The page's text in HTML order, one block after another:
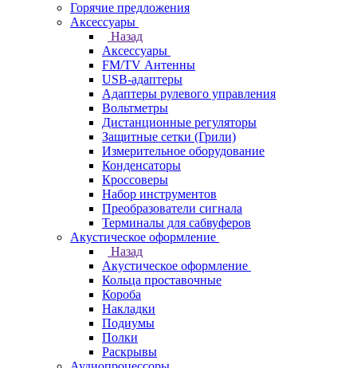
Горячие предложения
Аксессуары
Назад
Аксессуары
FM/TV Антенны
USB-адаптеры
Адаптеры рулевого управления
Вольтметры
Дистанционные регуляторы
Защитные сетки (Грили)
Измерительное оборудование
Конденсаторы
Кроссоверы
Набор инструментов
Преобразователи сигнала
Терминалы для сабвуферов
Акустическое оформление
Назад
Акустическое оформление
Кольца проставочные
Короба
Накладки
Подиумы
Полки
Раскрывы